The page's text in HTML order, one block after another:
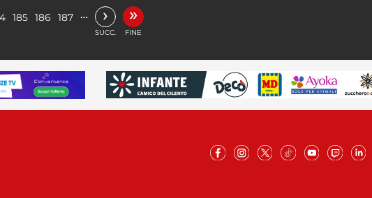
185 186 187 … ›
SUCC.
»
FINE